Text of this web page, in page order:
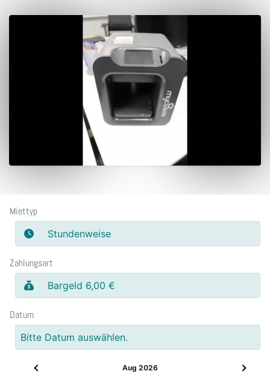
Miettyp
Stundenweise
Zahlungsart
Bargeld 6,00 €
Datum
Bitte Datum auswählen.
Aug 2026